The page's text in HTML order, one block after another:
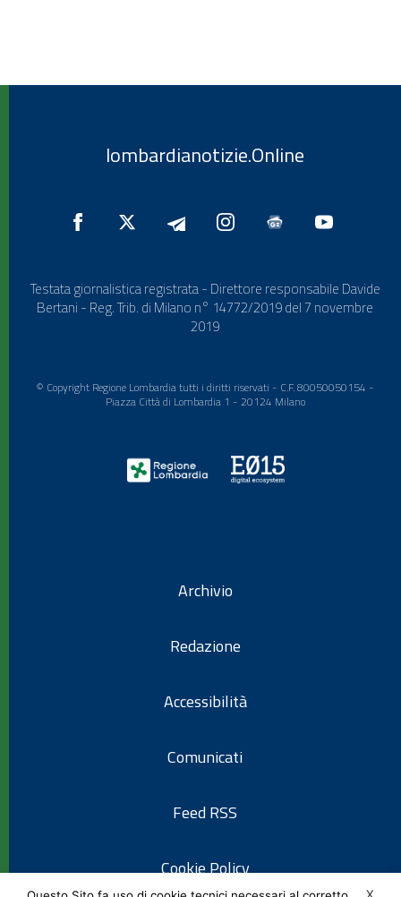
lombardianotizie.Online
Testata giornalistica registrata - Direttore responsabile Davide
Bertani - Reg. Trib. di Milano n° 14772/2019 del 7 novembre
2019
© Copyright Regione Lombardia tutti i diritti riservati - C.F. 80050050154 -
Piazza Città di Lombardia 1 - 20124 Milano
Archivio
Redazione
Accessibilità
Comunicati
Feed RSS
Cookie Policy